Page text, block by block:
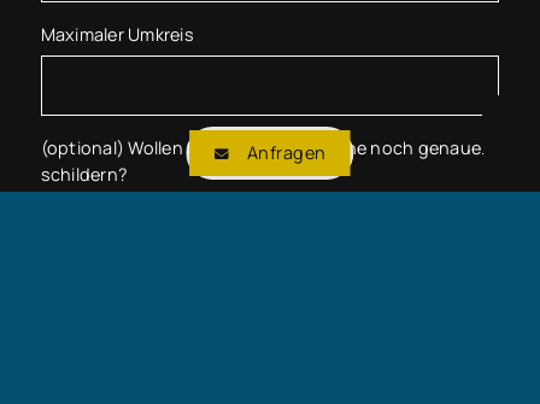
Maximaler Umkreis
(optional) Wollen Sie uns Ihre Wünsche noch genauer
schildern?
Anfragen